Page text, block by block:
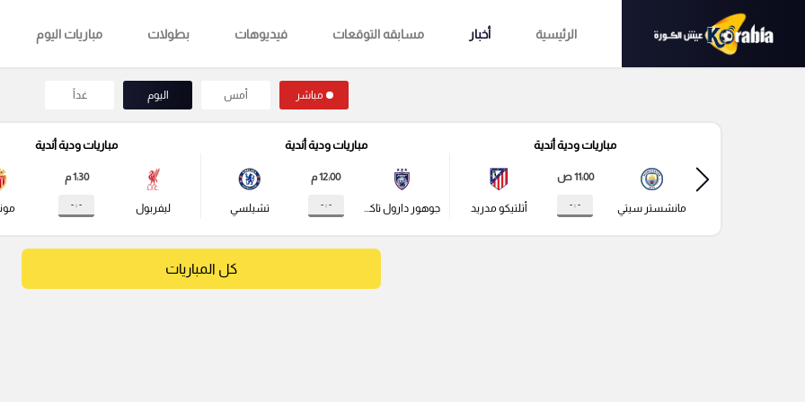
الرئيسية أخبار مسابقه التوقعات فيديوهات بطولات مباريات اليوم
مباشر أمس اليوم غداً
مباريات ودية أندية
مانشستر سيتي
11:00 ص
- : - أتلتيكو مدريد
مباريات ودية أندية
جوهور دارول تاكزيم
12:00 م
- : - تشيلسي
مباريات ودية أندية
ليفربول
1:30 م
- : -
كل المباريات